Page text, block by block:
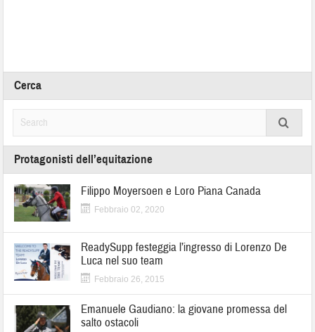
Cerca
Protagonisti dell’equitazione
Filippo Moyersoen e Loro Piana Canada
Febbraio 02, 2020
ReadySupp festeggia l’ingresso di Lorenzo De
Luca nel suo team
Febbraio 26, 2015
Emanuele Gaudiano: la giovane promessa del
salto ostacoli